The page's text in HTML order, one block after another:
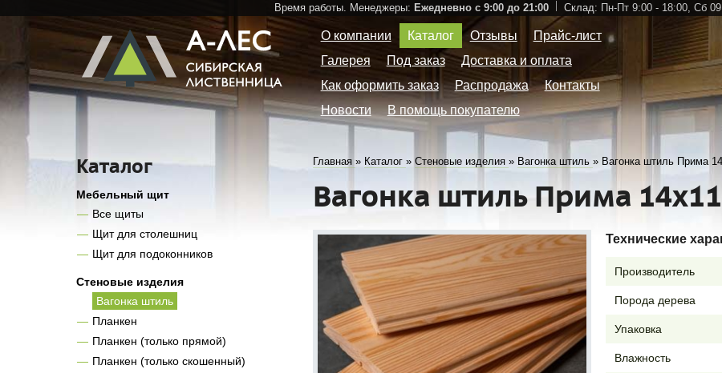
Время работы. Менеджеры: Ежедневно с 9:00 до 21:00 Склад: Пн-Пт 9:00 - 18:00, Сб
О компании Каталог Отзывы
Прайс-лист
Галерея
Под заказ
Доставка и оплата
Как оформить заказ
Распродажа
Контакты
Новости
В помощь покупателю
Каталог
Мебельный щит
Все щиты
Щит для столешниц
Щит для подоконников
Стеновые изделия
Вагонка штиль
Планкен
Планкен (только прямой)
Планкен (только скошенный)
Главная » Каталог » Стеновые изделия » Вагонка штиль » Вагонка штиль Прима
Вагонка штиль Прима
Технические
Производитель
Порода дерева
Упаковка
Влажность